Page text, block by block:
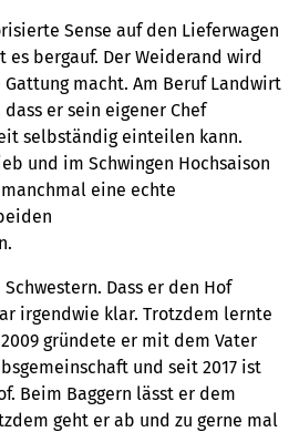
Sense auf den Lieferwagen
bergauf. Der Weiderand wird
macht. Am Beruf Landwirt
er sein eigener Chef
selbständig einteilen kann.
und im Schwingen Hochsaison
eine echte
Dass er den Hof
irgendwie klar. Trotzdem lernte
gründete er mit dem Vater
und seit 2017 ist
Beim Baggern lässt er dem
geht er ab und zu gerne mal